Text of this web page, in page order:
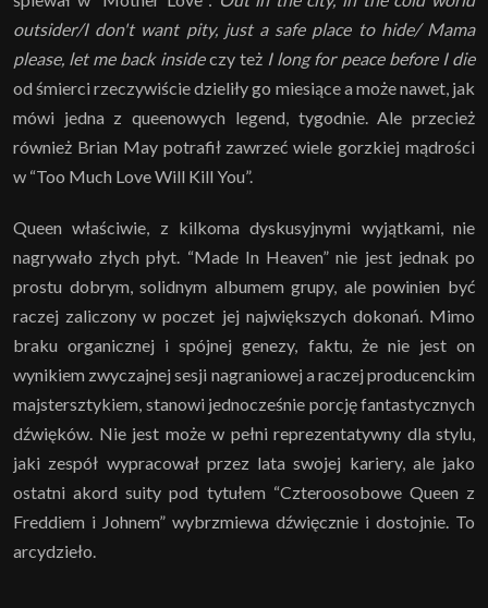
outsider/I don't want pity, just a safe place to hide/ Mama
please, let me back insideczy też I long for peace before I die
od śmierci rzeczywiście dzieliły go miesiące a może nawet, jak
mówi jedna z queenowych legend, tygodnie. Ale przecież
również Brian May potrafił zawrzeć wiele gorzkiej mądrości
w “Too Much Love Will Kill You”.
Queen właściwie, z kilkoma dyskusyjnymi wyjątkami, nie
nagrywało złych płyt. “Made In Heaven” nie jest jednak po
prostu dobrym, solidnym albumem grupy, ale powinien być
raczej zaliczony w poczet jej największych dokonań. Mimo
braku organicznej i spójnej genezy, faktu, że nie jest on
wynikiem zwyczajnej sesji nagraniowej a raczej producenckim
majstersztykiem, stanowi jednocześnie porcję fantastycznych
dźwięków. Nie jest może w pełni reprezentatywny dla stylu,
jaki zespół wypracował przez lata swojej kariery, ale jako
ostatni akord suity pod tytułem “Czteroosobowe Queen z
Freddiem i Johnem” wybrzmiewa dźwięcznie i dostojnie. To
arcydzieło.